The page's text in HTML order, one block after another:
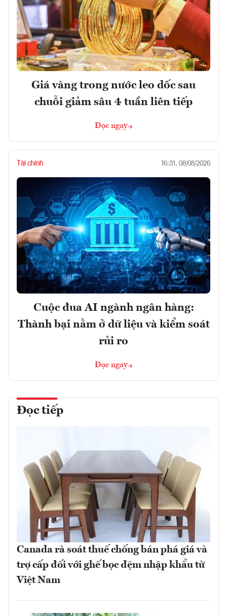
Giá vàng trong nước leo dốc sau
chuỗi giảm sâu 4 tuần liên tiếp
Đọc ngay
Tài chính 16:31, 08/08/2026
Cuộc đua AI ngành ngân hàng:
Thành bại nằm ở dữ liệu và kiểm soát
rủi ro
Đọc ngay
Đọc tiếp
Canada rà soát thuế chống bán phá giá và
trợ cấp đối với ghế bọc đệm nhập khẩu từ
Việt Nam